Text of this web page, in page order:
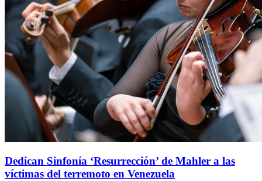
Dedican Sinfonía ‘Resurrección’ de Mahler a las
víctimas del terremoto en Venezuela